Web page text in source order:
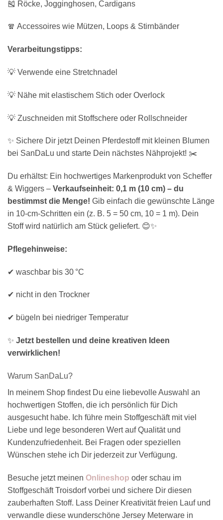
🎽 Röcke, Jogginghosen, Cardigans
🧣 Accessoires wie Mützen, Loops & Stirnbänder
Verarbeitungstipps:
💡 Verwende eine Stretchnadel
💡 Nähe mit elastischem Stich oder Overlock
💡 Zuschneiden mit Stoffschere oder Rollschneider
✨ Sichere Dir jetzt Deinen Pferdestoff mit kleinen Blumen
bei SanDaLu und starte Dein nächstes Nähprojekt! ✂️
Du erhältst: Ein hochwertiges Markenprodukt von Scheffer
& Wiggers – Verkaufseinheit: 0,1 m (10 cm) – du
bestimmst die Menge! Gib einfach die gewünschte Länge
in 10-cm-Schritten ein (z. B. 5 = 50 cm, 10 = 1 m). Dein
Stoff wird natürlich am Stück geliefert. 😊✨
Pflegehinweise:
✔ waschbar bis 30 °C
✔ nicht in den Trockner
✔ bügeln bei niedriger Temperatur
✨ Jetzt bestellen und deine kreativen Ideen
verwirklichen!
Warum SanDaLu?
In meinem Shop findest Du eine liebevolle Auswahl an
hochwertigen Stoffen, die ich persönlich für Dich
ausgesucht habe. Ich führe mein Stoffgeschäft mit viel
Liebe und lege besonderen Wert auf Qualität und
Kundenzufriedenheit. Bei Fragen oder speziellen
Wünschen stehe ich Dir jederzeit zur Verfügung.
Besuche jetzt meinen Onlineshop oder schau im
Stoffgeschäft Troisdorf vorbei und sichere Dir diesen
zauberhaften Stoff. Lass Deiner Kreativität freien Lauf und
verwandle diese wunderschöne Jersey Meterware in